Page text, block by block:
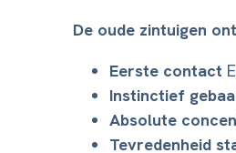
De oude zintuigen
Eerste contact
Instinctief
Absolute
Tevredenheid